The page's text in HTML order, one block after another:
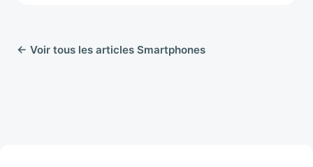
← Voir tous les articles Smartphones